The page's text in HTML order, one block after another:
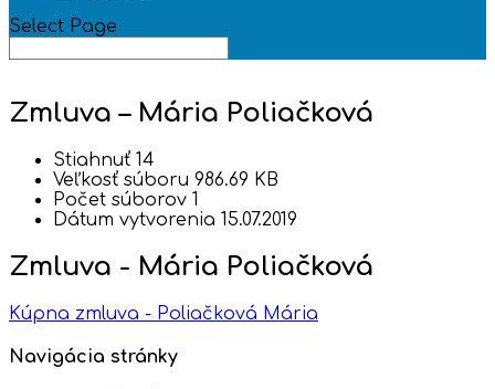
Select Page
Zmluva – Mária Poliačková
Stiahnuť 14
Veľkosť súboru 986.69 KB
Počet súborov 1
Dátum vytvorenia 15.07.2019
Zmluva - Mária Poliačková
Kúpna zmluva - Poliačková Mária
Navigácia stránky